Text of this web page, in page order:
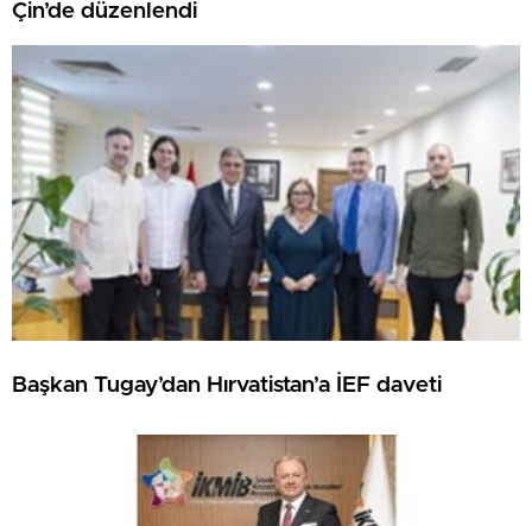
Çin’de düzenlendi
Başkan Tugay’dan Hırvatistan’a İEF daveti